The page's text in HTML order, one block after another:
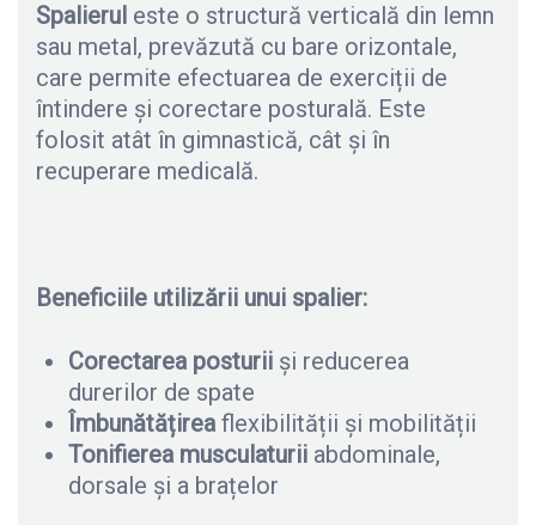
Spalierul este o structură verticală din lemn
sau metal, prevăzută cu bare orizontale,
care permite efectuarea de exerciții de
întindere și corectare posturală. Este
folosit atât în gimnastică, cât și în
recuperare medicală.
Beneficiile utilizării unui spalier:
Corectarea posturii și reducerea
durerilor de spate
Îmbunătățirea flexibilității și mobilității
Tonifierea musculaturii abdominale,
dorsale și a brațelor